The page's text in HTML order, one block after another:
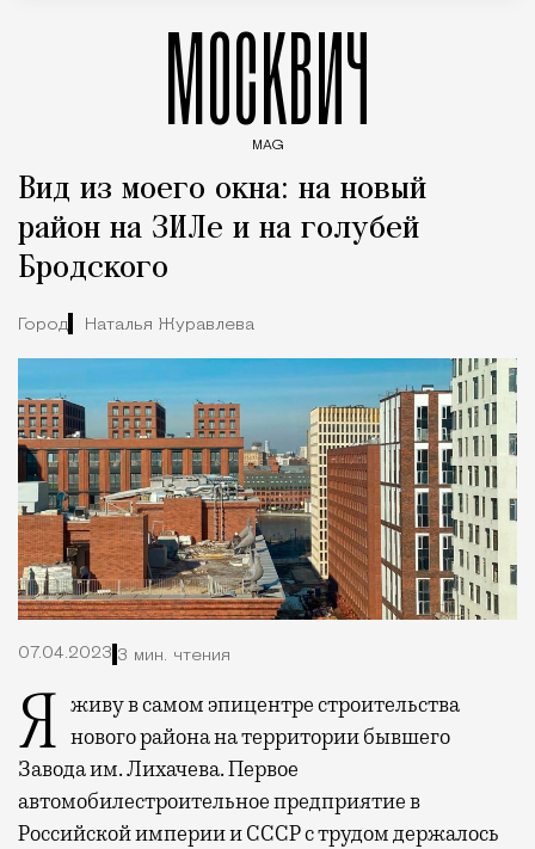
МОСКВИЧ
MAG
Вид из моего окна: на новый
район на ЗИЛе и на голубей
Бродского
Город Наталья Журавлева
07.04.2023 3 мин. чтения
Я живу в самом эпицентре строительства нового района на территории бывшего
Завода им. Лихачева. Первое
автомобилестроительное предприятие в
Российской империи и СССР с трудом держалось